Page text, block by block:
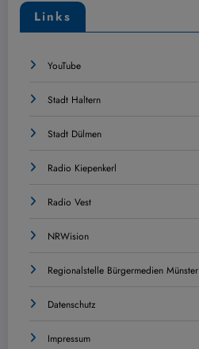
Links
YouTube
Stadt Haltern
Stadt Dülmen
Radio Kiepenkerl
Radio Vest
NRWision
Regionalstelle Bürgermedien Münster
Datenschutz
Impressum